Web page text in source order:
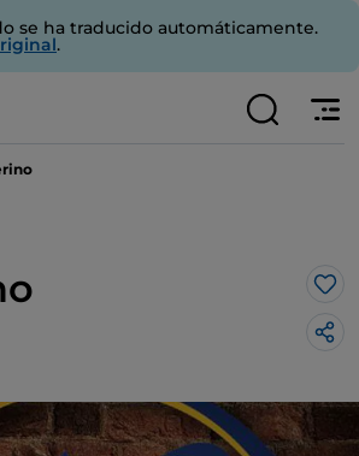
se ha traducido automáticamente.
.
Me